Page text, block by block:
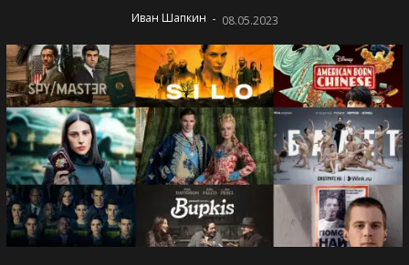
Иван Шапкин - 08.05.2023